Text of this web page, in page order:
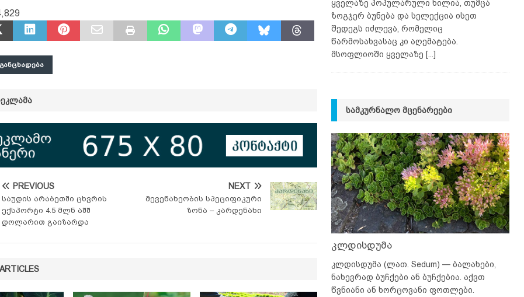
PREVIOUS
საუდის არაბეთში ცხვრის
ექსპორტი 4.5 მლნ აშშ
დოლარით გაიზარდა
NEXT
მევენახეობის სპეციფიკური
ზონა – კარდენახი
ყველაზე პოპულარული ხილია, თუმცა
ზოგჯერ ბუნება და სელექცია ისეთ
შედეგს იძლევა, რომელიც
წარმოსახვასაც კი აღემატება.
მსოფლიოში ყველაზე [...]
ᲡᲐᲛᲙᲣᲠᲜᲐᲚᲝ ᲛᲪᲔᲜᲐᲠᲔᲔᲑᲘ
კლდისდუმა
კლდისდუმა (ლათ. Sedum) — ბალახები,
ნახევრად ბუჩქები ან ბუჩქებია. აქვთ
წვნიანი ან ხორცოვანი ფოთლები.